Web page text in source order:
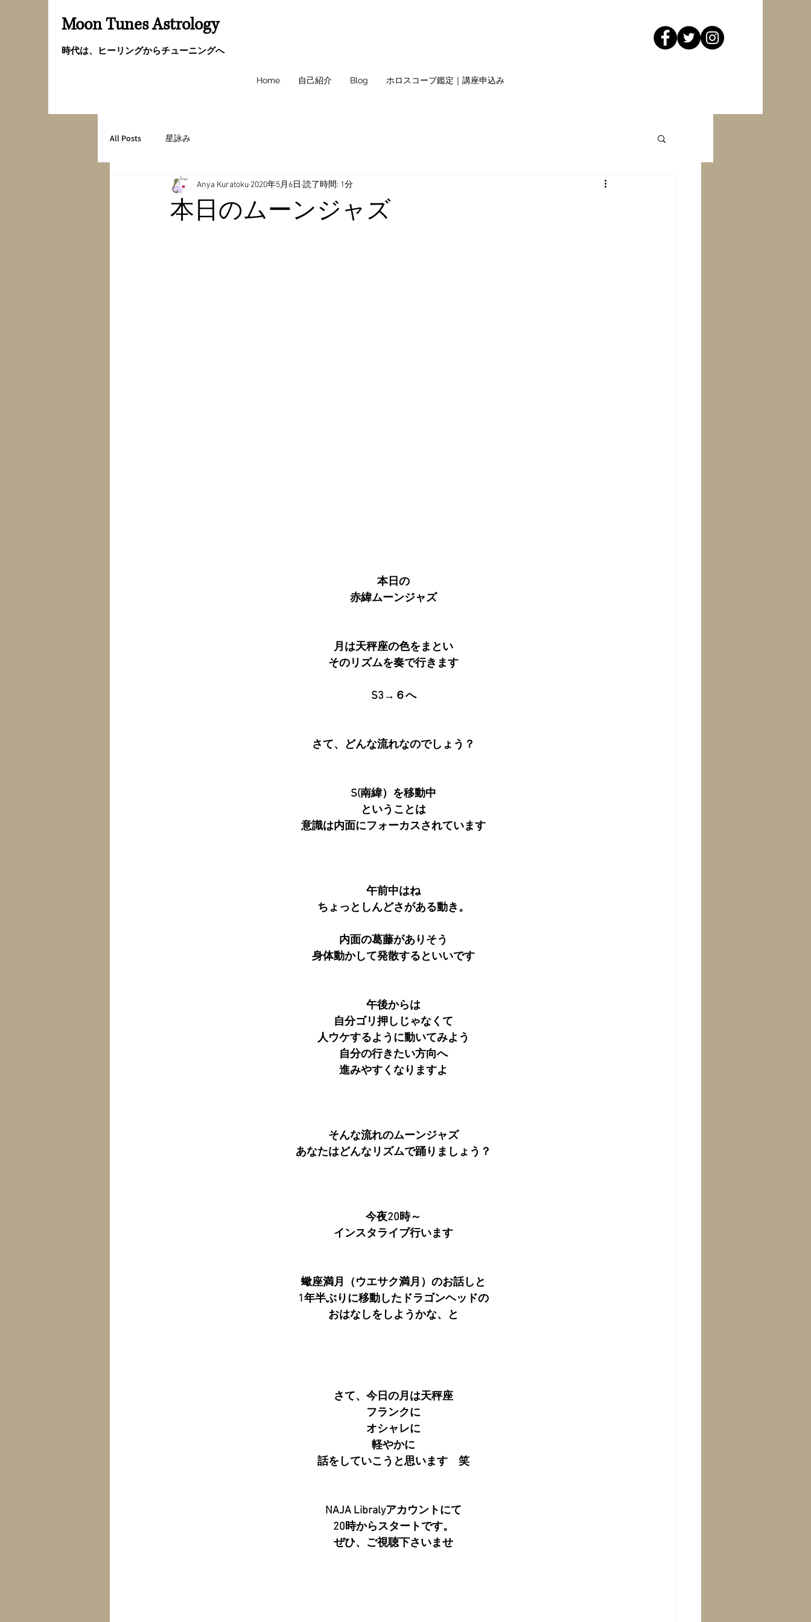
Moon Tunes Astrology
時代は、ヒーリングからチューニングへ
Home 自己紹介 Blog ホロスコープ鑑定｜講座申込み
All Posts 星詠み
本日のムーンジャズ
Anya Kuratoku 2020年5月6日 読了時間: 1分
本日の
赤緯ムーンジャズ
月は天秤座の色をまとい
そのリズムを奏で行きます
S3→６へ
さて、どんな流れなのでしょう？
S(南緯）を移動中
ということは
意識は内面にフォーカスされています
午前中はね
ちょっとしんどさがある動き。
内面の葛藤がありそう
身体動かして発散するといいです
午後からは
自分ゴリ押しじゃなくて
人ウケするように動いてみよう
自分の行きたい方向へ
進みやすくなりますよ
そんな流れのムーンジャズ
あなたはどんなリズムで踊りましょう？
今夜20時～
インスタライブ行います
蠍座満月（ウエサク満月）のお話しと
1年半ぶりに移動したドラゴンヘッドの
おはなしをしようかな、と
さて、今日の月は天秤座
フランクに
オシャレに
軽やかに
話をしていこうと思います　笑
NAJA Libralyアカウントにて
20時からスタートです。
ぜひ、ご視聴下さいませ